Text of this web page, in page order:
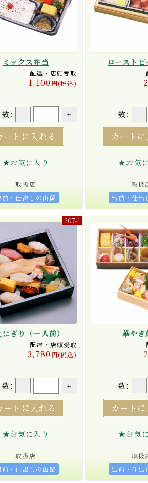
ミックス弁当
配達・店頭受取
1,100 円(税込)
数: - +
ートに入れる
★お気に入り
取扱店
前・仕出しの山留
ローストビ
数: -
カートに
★お気
取扱
出前・仕出
207-1
ぎり（一人前）
配達・店頭受取
3,780 円(税込)
数: - +
ートに入れる
★お気に入り
取扱店
前・仕出しの山留
華やぎ
数: -
カートに
★お気
取扱
出前・仕出